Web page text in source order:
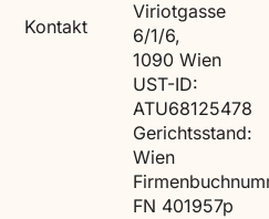
Kontakt
Viriotgasse
6/1/6,
1090 Wien
UST-ID:
ATU68125478
Gerichtsstand:
Wien
FN 401957p